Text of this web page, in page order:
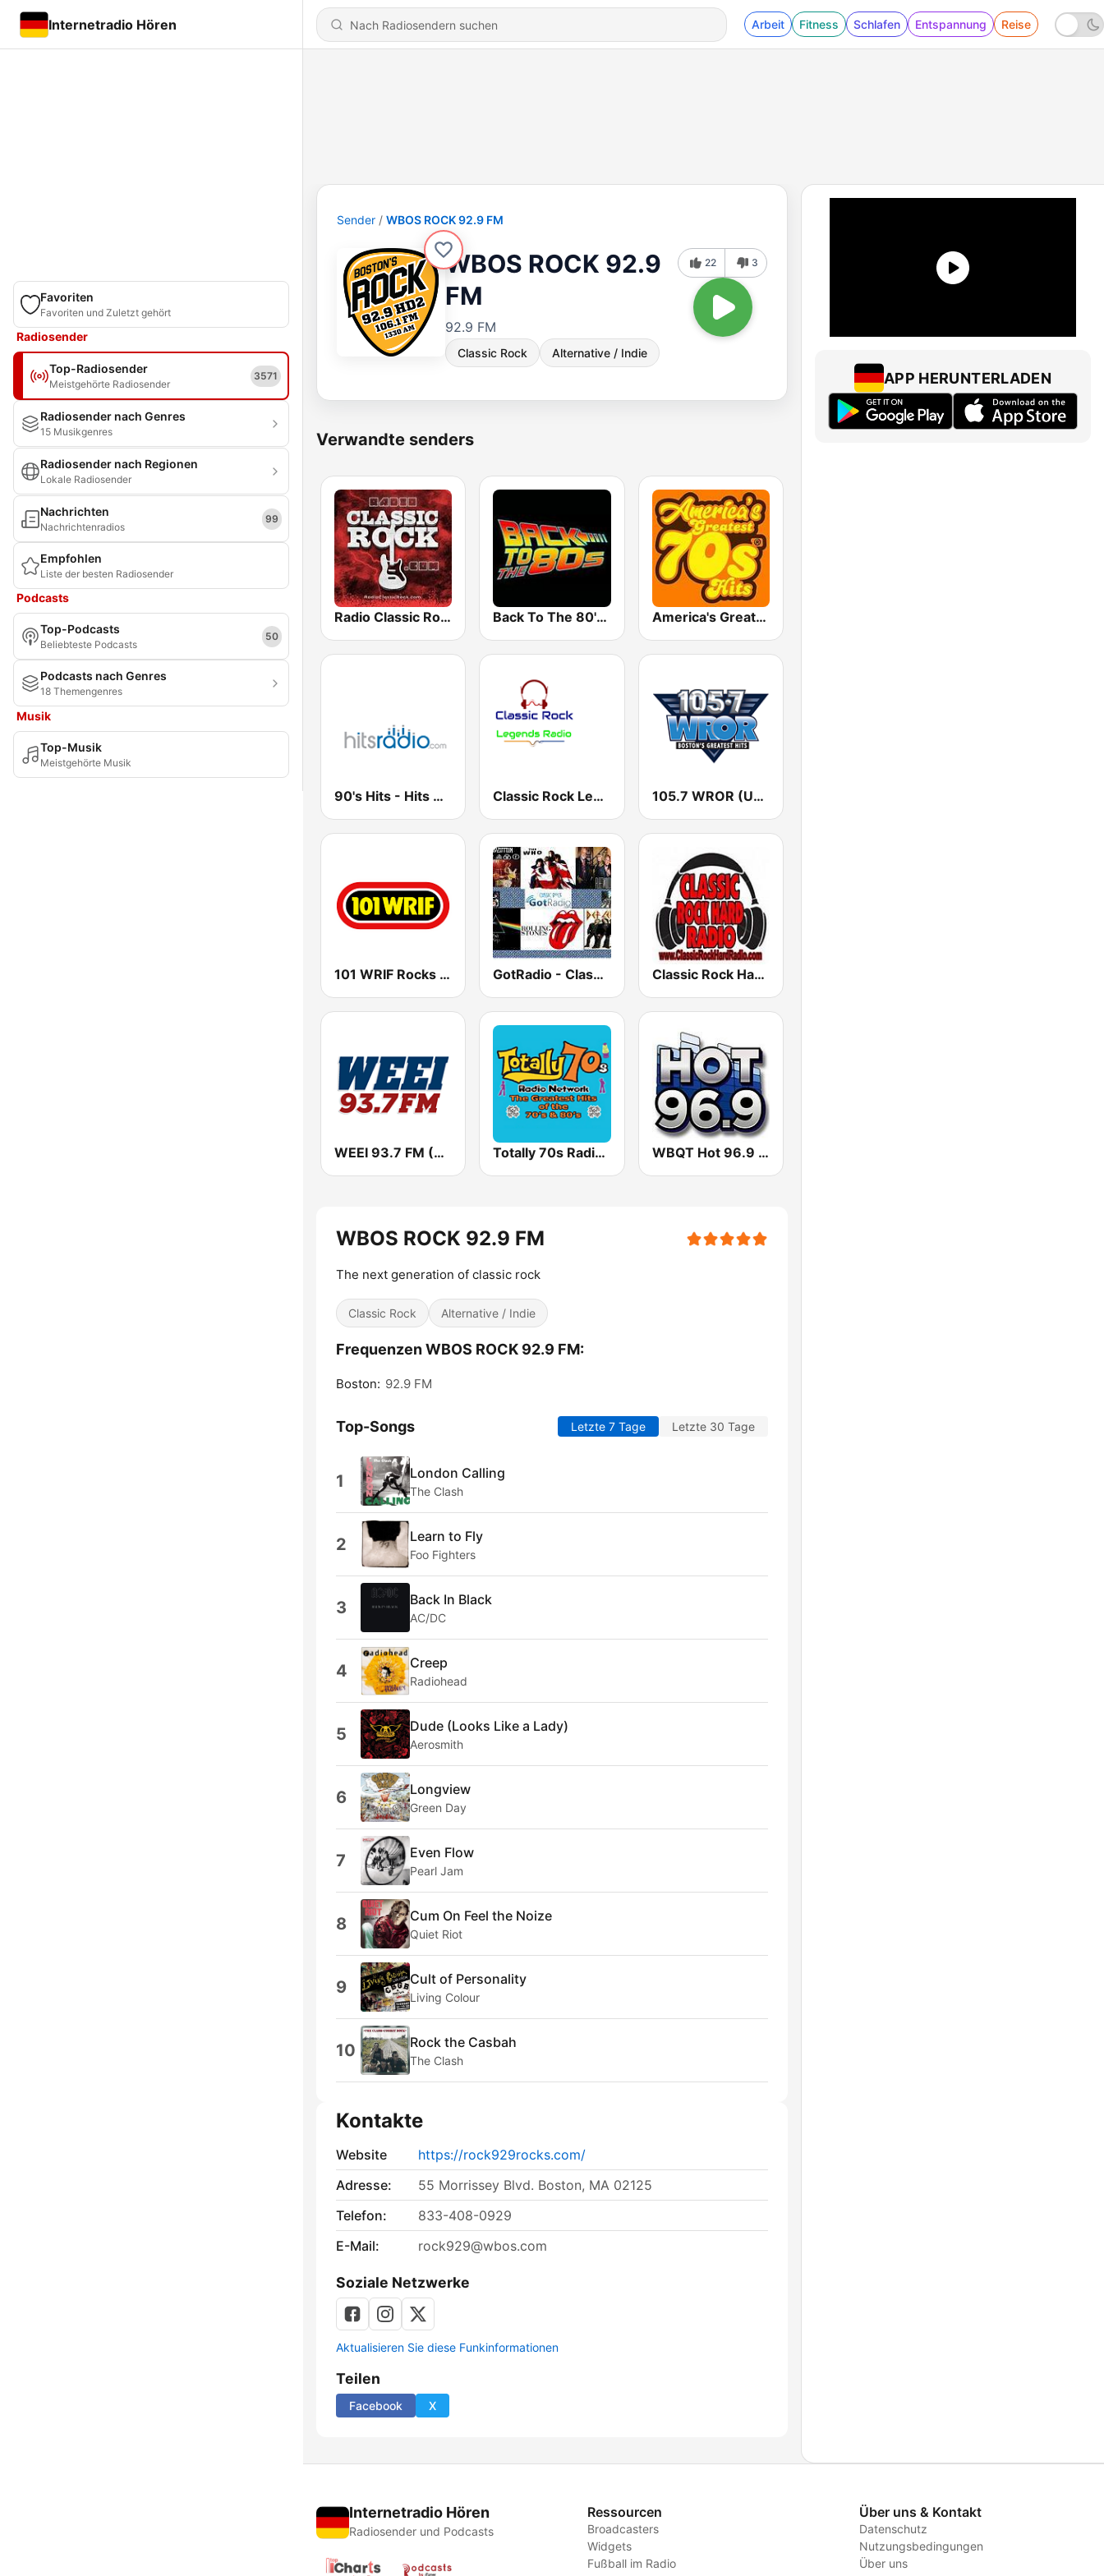
Internetradio Hören Arbeit Fitness Schlafen Entspannung Reise
Favoriten
Favoriten und Zuletzt gehört
Radiosender
Top-Radiosender
Meistgehörte Radiosender
3571
Radiosender nach Genres
15 Musikgenres
Radiosender nach Regionen
Lokale Radiosender
Nachrichten
Nachrichtenradios
99
Empfohlen
Liste der besten Radiosender
Podcasts
Top-Podcasts
Beliebteste Podcasts
50
Podcasts nach Genres
18 Themengenres
Musik
Top-Musik
Meistgehörte Musik
Sender WBOS ROCK 92.9 FM
WBOS ROCK 92.9
FM
92.9 FM
Classic Rock Alternative / Indie
22 3
Verwandte senders
Radio Classic Rock Back To The 80's Radio America's Greatest 70s Hits
90's Hits - Hits Radio Classic Rock Legends Radio 105.7 WROR (US Only)
101 WRIF Rocks Detroit GotRadio - Classic Rock Classic Rock Hard Radio
WEEI 93.7 FM (US Only) Totally 70s Radio Network WBQT Hot 96.9 FM (US Only)
WBOS ROCK 92.9 FM
The next generation of classic rock
Classic Rock Alternative / Indie
Frequenzen WBOS ROCK 92.9 FM:
Boston: 92.9 FM
Top-Songs Letzte 7 Tage Letzte 30 Tage
1 London Calling
The Clash
2 Learn to Fly
Foo Fighters
3 Back In Black
AC/DC
4 Creep
Radiohead
5 Dude (Looks Like a Lady)
Aerosmith
6 Longview
Green Day
7 Even Flow
Pearl Jam
8 Cum On Feel the Noize
Quiet Riot
9 Cult of Personality
Living Colour
10 Rock the Casbah
The Clash
Kontakte
Website
https://rock929rocks.com/
Adresse:
55 Morrissey Blvd. Boston, MA 02125
Telefon:
833-408-0929
E-Mail:
rock929@wbos.com
Soziale Netzwerke
Aktualisieren Sie diese Funkinformationen
Teilen
Facebook X
APP HERUNTERLADEN
Internetradio Hören
Radiosender und Podcasts
Ressourcen
Broadcasters
Widgets
Fußball im Radio
Über uns & Kontakt
Datenschutz
Nutzungsbedingungen
Über uns